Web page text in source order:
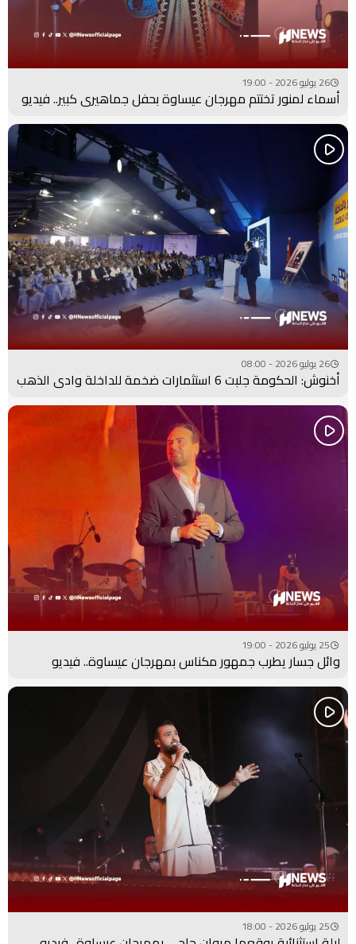
26 يوليو 2026 - 19:00
أسماء لمنور تختتم مهرجان عيساوة بحفل جماهيري كبير.. فيديو
26 يوليو 2026 - 08:00
أخنوش: الحكومة جلبت 6 استثمارات ضخمة للداخلة وادي الذهب
25 يوليو 2026 - 19:00
وائل جسار يطرب جمهور مكناس بمهرجان عيساوة.. فيديو
25 يوليو 2026 - 18:00